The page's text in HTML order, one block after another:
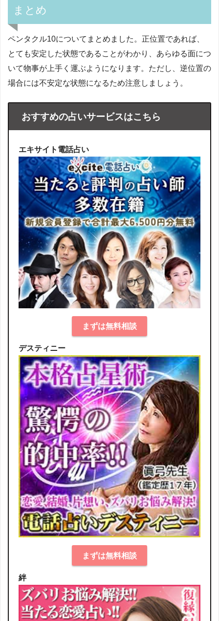
まとめ
ペンタクル10についてまとめました。正位置であれば、
とても安定した状態であることがわかり、あらゆる面につ
いて物事が上手く運ぶようになります。ただし、逆位置の
場合には不安定な状態になるため注意しましょう。
おすすめの占いサービスはこちら
エキサイト電話占い
まずは無料相談
デスティニー
まずは無料相談
絆